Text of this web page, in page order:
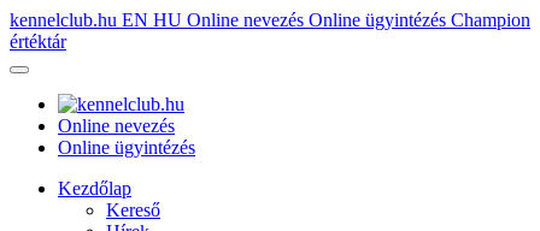
kennelclub.hu EN HU Online nevezés Online ügyintézés Champion
értéktár
Online nevezés
Online ügyintézés
Kezdőlap
Kereső